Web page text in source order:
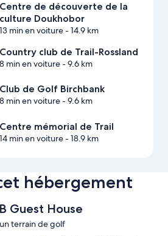
Centre de découverte de la
culture Doukhobor
13 min en voiture- 14.9 km
Country club de Trail-Rossland
8 min en voiture- 9.6 km
Club de Golf Birchbank
8 min en voiture- 9.6 km
Centre mémorial de Trail
14 min en voiture- 18.9 km
hébergement
Guest House
terrain de golf